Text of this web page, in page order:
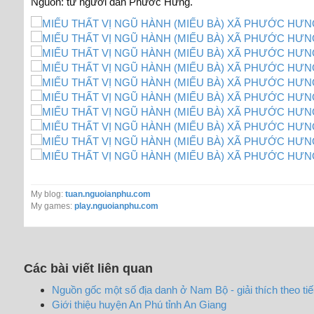
My blog: tuan.nguoianphu.com
My games: play.nguoianphu.com
Các bài viết liên quan
Nguồn gốc một số địa danh ở Nam Bộ - giải thích theo
Giới thiệu huyện An Phú tỉnh An Giang